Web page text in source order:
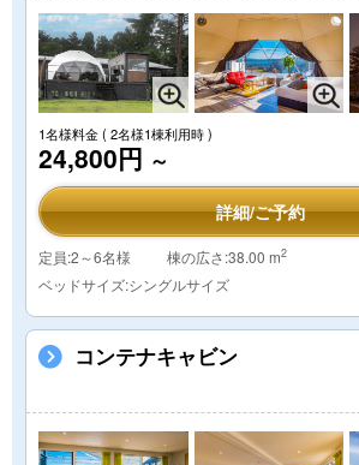
1名様料金( 2名様1棟利用時 )
24,800円 ～
詳細/ご予約
定員:2～6名様 棟の広さ:38.00 m2
ベッドサイズ:シングルサイズ
コンテナキャビン